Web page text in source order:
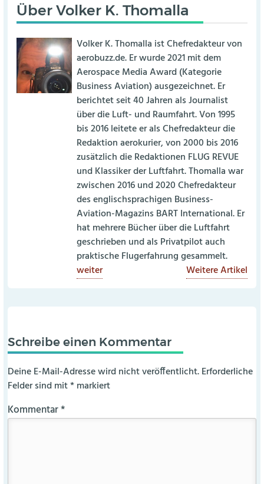
ÜberVolker K. Thomalla
Volker K. Thomalla ist Chefredakteur von
aerobuzz.de. Er wurde 2021 mit dem
Aerospace Media Award (Kategorie
Business Aviation) ausgezeichnet. Er
berichtet seit 40 Jahren als Journalist
über die Luft- und Raumfahrt. Von 1995
bis 2016 leitete er als Chefredakteur die
Redaktion aerokurier, von 2000 bis 2016
zusätzlich die Redaktionen FLUG REVUE
und Klassiker der Luftfahrt. Thomalla war
zwischen 2016 und 2020 Chefredakteur
des englischsprachigen Business-
Aviation-Magazins BART International. Er
hat mehrere Bücher über die Luftfahrt
geschrieben und als Privatpilot auch
praktische Flugerfahrung gesammelt.
weiter
Weitere Artikel
Schreibe einen Kommentar
Deine E-Mail-Adresse wird nicht veröffentlicht. Erforderliche
Felder sind mit*markiert
Kommentar*